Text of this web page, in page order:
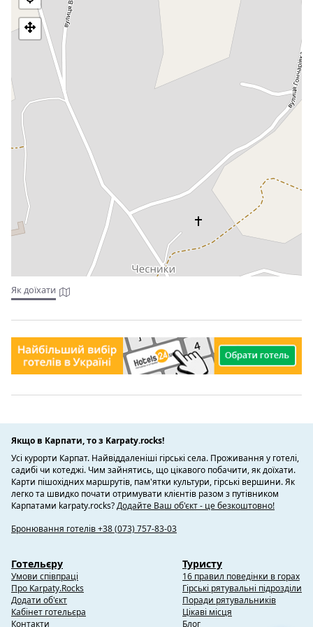
Рогатинського повіту Станіславського воєводства Польської
республіки. У 1939 році в селі проживало 1650 мешканців
(1530 українців, 20 поляків, 60 латинників, 40 євреїв).
8 травня 1950 року під час проведення облави в селі
Чесниках Рогатинського району майор МҐБ Авсюков ще з
одним солдатом зайшли у крамницю купити цигарок.
Незабаром туди підбігли двоє "стрибків" і через двері
смертельно поранили п'яного майора. Так безславно
загинув ще один фігурант дошки пошани та "герой плаща
і кинджала".
Як доїхати
Якщо в Карпати, то з Karpaty.rocks!
Усі курорти Карпат. Найвіддаленіші гірські села. Проживання у готелі,
садибі чи котеджі. Чим зайнятись, що цікавого побачити, як доїхати.
Карти пішохідних маршрутів, пам'ятки культури, гірські вершини. Як
легко та швидко почати отримувати клієнтів разом з путівником
Карпатами karpaty.rocks?Додайте Ваш об'єкт - це безкоштовно!
Бронювання готелів +38 (073) 757-83-03
Готельєру
Умови співпраці
Про Karpaty.Rocks
Додати об'єкт
Кабінет готельєра
Контакти
Туристу
16 правил поведінки в горах
Гірські рятувальні підрозділи
Поради рятувальників
Цікаві місця
Блог